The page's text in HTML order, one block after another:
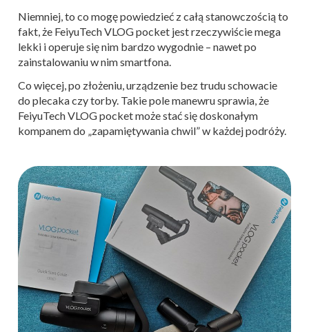
Niemniej, to co mogę powiedzieć z całą stanowczością to
fakt, że FeiyuTech VLOG pocket jest rzeczywiście mega
lekki i operuje się nim bardzo wygodnie – nawet po
zainstalowaniu w nim smartfona.
Co więcej, po złożeniu, urządzenie bez trudu schowacie
do plecaka czy torby. Takie pole manewru sprawia, że
FeiyuTech VLOG pocket może stać się doskonałym
kompanem do „zapamiętywania chwil” w każdej podróży.